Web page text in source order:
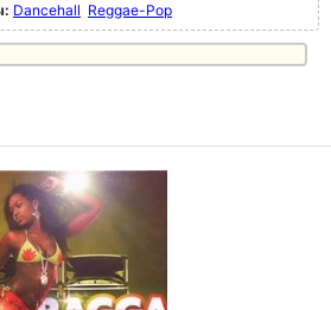
Dancehall Reggae-Pop